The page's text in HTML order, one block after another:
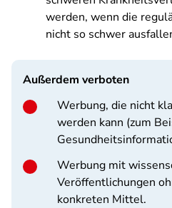
werden, wenn die
nicht so schwer
Außerdem verboten
Werbung, die nicht
werden kann (zum
Werbung mit
Veröffentlichungen
konkreten Mittel.